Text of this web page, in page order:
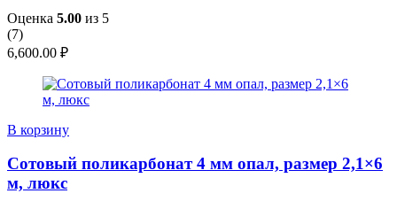
Оценка 5.00 из 5
(7)
6,600.00 ₽
В корзину
Сотовый поликарбонат 4 мм опал, размер 2,1×6
м, люкс